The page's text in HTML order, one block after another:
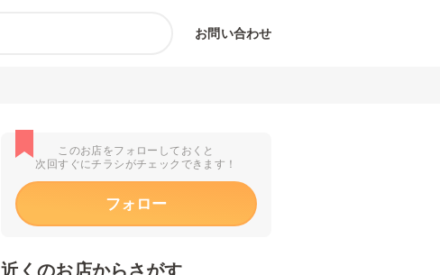
お問い合わせ
このお店をフォローしておくと
次回すぐにチラシがチェックできます！
フォロー
近くのお店からさがす